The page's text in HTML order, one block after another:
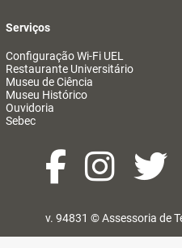
Serviços
Configuração Wi-Fi UEL
Restaurante Universitário
Museu de Ciência
Museu Histórico
Ouvidoria
Sebec
v. 94831 ©Assessoria de